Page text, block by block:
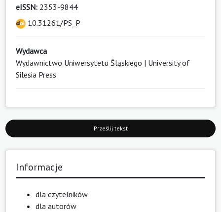
eISSN: 2353-9844
10.31261/PS_P
Wydawca
Wydawnictwo Uniwersytetu Śląskiego | University of
Silesia Press
Prześlij tekst
Informacje
dla czytelników
dla autorów